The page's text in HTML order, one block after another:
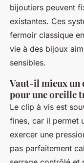
bijoutiers peuvent
existantes. Ces
fermoir classique
vie à des bijoux
sensibles.
Vaut-il mieux un
pour une oreille
Le clip à vis est
fines, car il permet
exercer une
pas parfaitement